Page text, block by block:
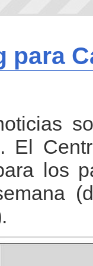
para
El
los
.